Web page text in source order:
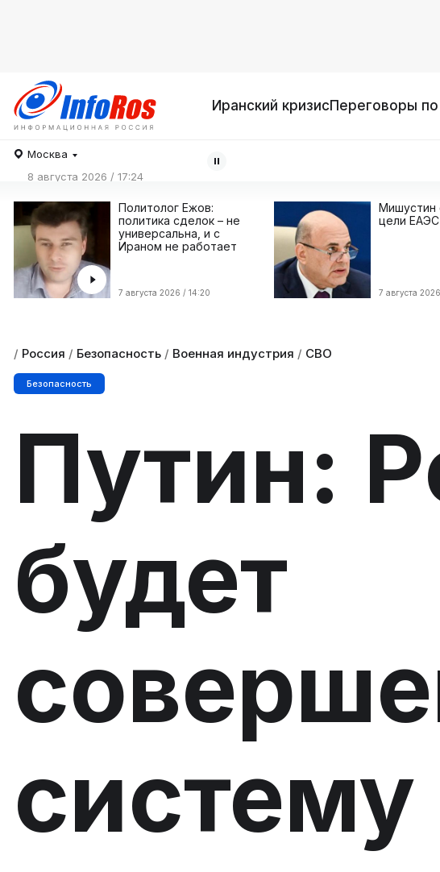
Иранский кризисПереговоры по
Москва
8 августа 2026 / 17:24
Политолог Ежов:
политика сделок – не
универсальна, и с
Ираном не работает
7 августа 2026 / 14:20
Мишустин
цели ЕАЭС
7 августа
/ Россия / Безопасность / Военная индустрия / СВО
Безопасность
Путин:
будет